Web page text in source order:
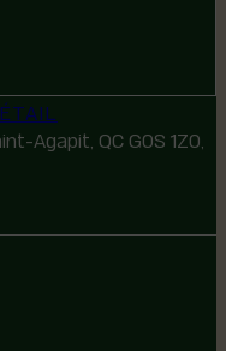
Agapit, QC G0S 1Z0,